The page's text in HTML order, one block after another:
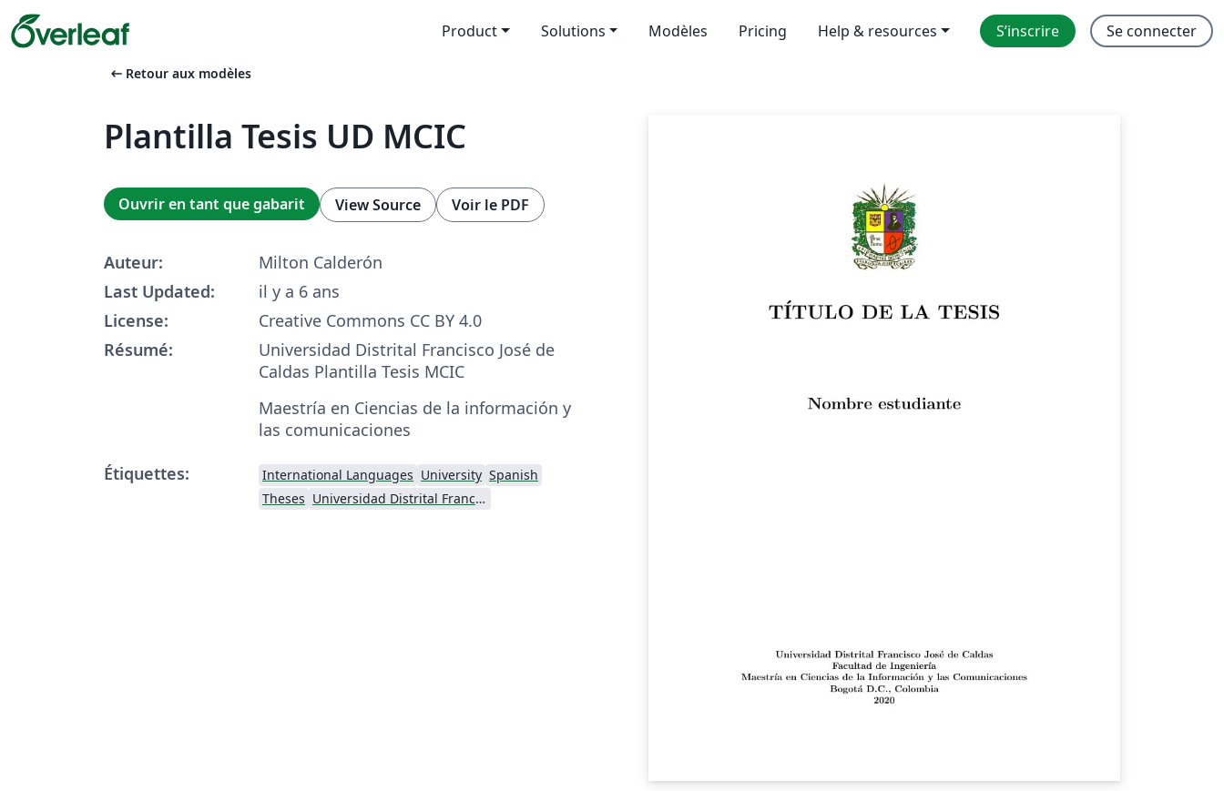
Product Solutions Modèles Pricing Help & resources S’inscrire Se connecter
arrow_left_alt Retour aux modèles
Plantilla Tesis UD MCIC
Ouvrir en tant que gabarit View Source Voir le PDF
Auteur:
Milton Calderón
Last Updated:
il y a 6 ans
License:
Creative Commons CC BY 4.0
Résumé:
Universidad Distrital Francisco José de
Caldas Plantilla Tesis MCIC
Maestría en Ciencias de la información y
las comunicaciones
Étiquettes:
International Languages University Spanish
Theses
Universidad Distrital Francisco José de Caldas